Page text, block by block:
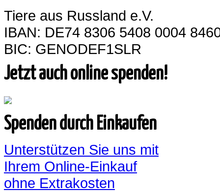
Tiere aus Russland e.V.
IBAN: DE74 8306 5408 0004
BIC: GENODEF1SLR
Jetzt auch online spenden!
Spenden durch Einkaufen
Unterstützen Sie uns mit
Ihrem Online-Einkauf
ohne Extrakosten